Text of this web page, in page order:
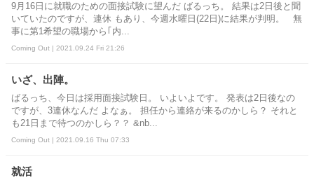
9月16日に就職のための面接試験に望んだ ばるっち。 結果は2日後と聞
いていたのですが、連休 もあり、今週水曜日(22日)に結果が判明。 無
事に第1希望の職場から｢内...
Coming Out | 2021.09.24 Fri 21:26
いざ、出陣。
ばるっち、今日は採用面接試験日。 いよいよです。 発表は2日後なの
ですが、3連休なんだ よなぁ。 担任から連絡が来るのかしら？ それと
も21日まで待つのかしら？？ &nb...
Coming Out | 2021.09.16 Thu 07:33
就活